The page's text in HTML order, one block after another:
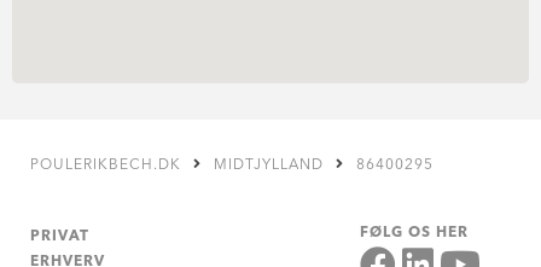
POULERIKBECH.DK MIDTJYLLAND 86400295
PRIVAT
ERHVERV
FØLG OS HER